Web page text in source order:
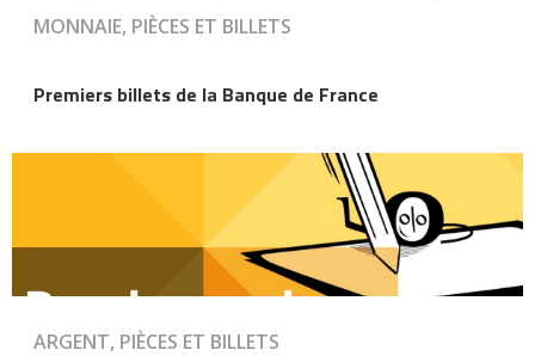
MONNAIE, PIÈCES ET BILLETS
Premiers billets de la Banque de France
ARGENT, PIÈCES ET BILLETS